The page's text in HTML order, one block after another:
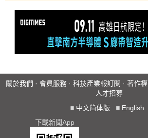
關於我們 · 會員服務 · 科技產業報訂閱 · 著作權
人才招募
■ 中文简体版 ■ English
下載新聞App